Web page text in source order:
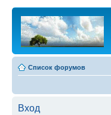
Список форумов
Вход